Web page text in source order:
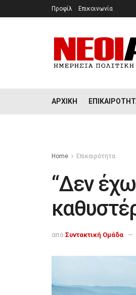
Προφίλ Επικοινωνία
ΑΡΧΙΚΉ
Home Επικαιρότητα
“Δεν
από Συντακτική Ομάδα